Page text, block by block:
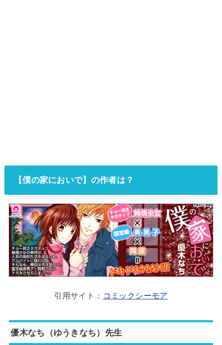
【僕の家においで】の作者は？
引用サイト： コミックシーモア
優木なち（ゆうきなち）先生